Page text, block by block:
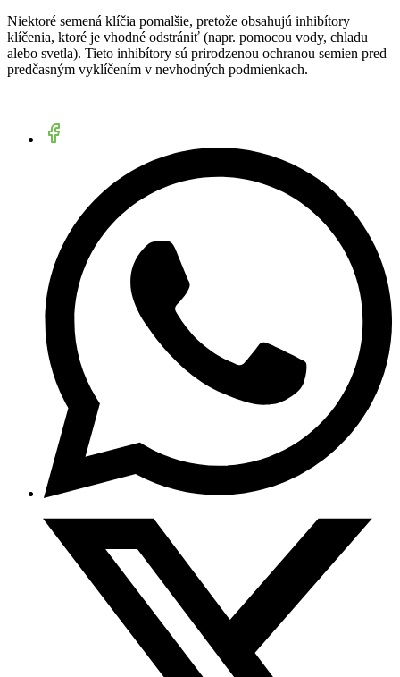
Niektoré semená klíčia pomalšie, pretože obsahujú inhibítory
klíčenia, ktoré je vhodné odstrániť (napr. pomocou vody, chladu
alebo svetla). Tieto inhibítory sú prirodzenou ochranou semien pred
predčasným vyklíčením v nevhodných podmienkach.